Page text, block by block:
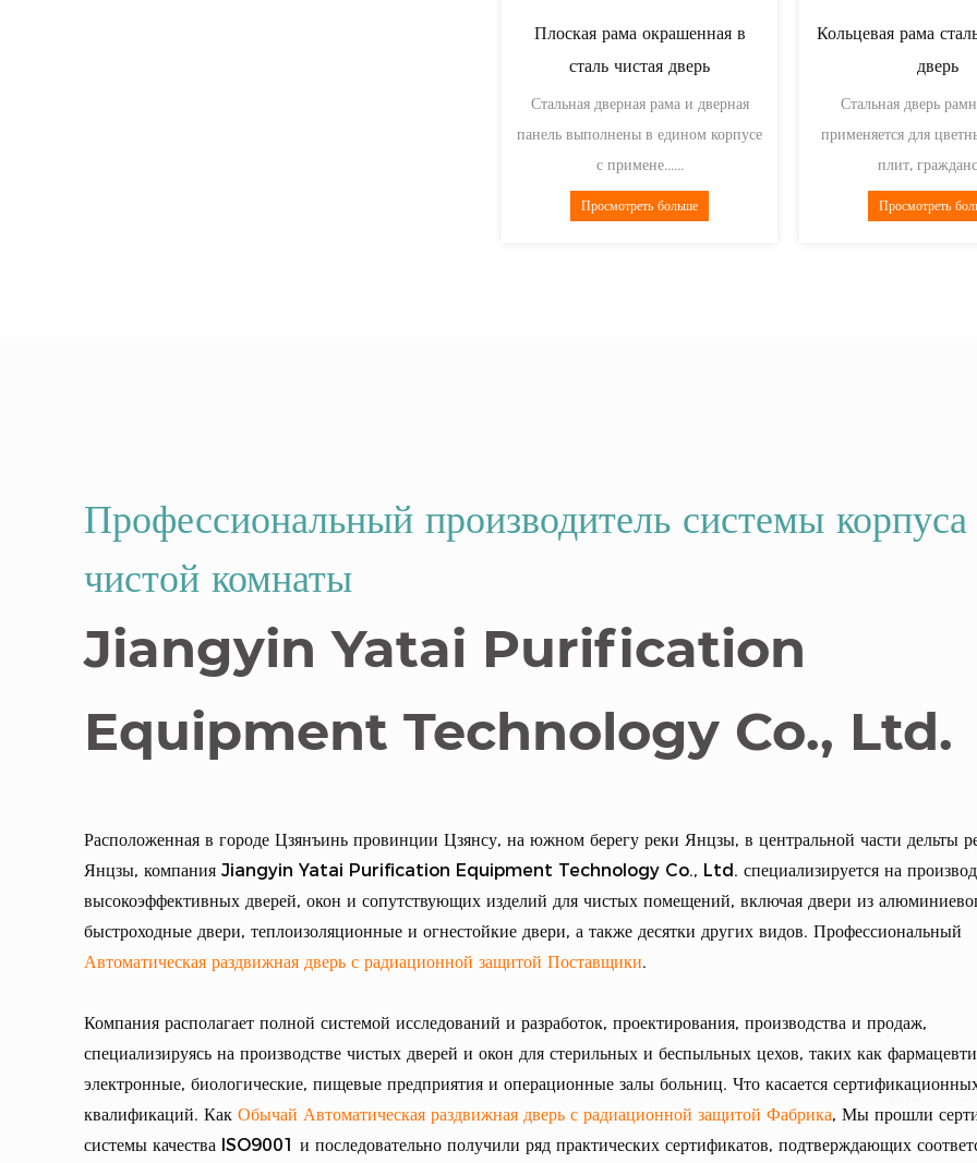
Дверь аварийного выхода
Дверь аварийного выхода
представляет собой
специализированные дверные
конст......
Просмотреть больше
Поверхность
нержавеющей
листа
Профессиональный производитель системы корпуса
чистой комнаты
Jiangyin Yatai Purification
Equipment Technology Co., Ltd.
Расположенная в городе Цзянъинь провинции Цзянсу, на южном берегу реки Янцзы, в центральной части дельты
Янцзы, компания Jiangyin Yatai Purification Equipment Technology Co., Ltd. специализируется на
высокоэффективных дверей, окон и сопутствующих изделий для чистых помещений, включая двери из
быстроходные двери, теплоизоляционные и огнестойкие двери, а также десятки других видов. Профессиональный
Автоматическая раздвижная дверь с радиационной защитой Поставщики.
Компания располагает полной системой исследований и разработок, проектирования, производства и продаж,
специализируясь на производстве чистых дверей и окон для стерильных и беспыльных цехов, таких как
электронные, биологические, пищевые предприятия и операционные залы больниц. Что касается
квалификаций. Как Обычай Автоматическая раздвижная дверь с радиационной защитой Фабрика, Мы прошли
системы качества ISO9001 и последовательно получили ряд практических сертификатов, подтверждающих